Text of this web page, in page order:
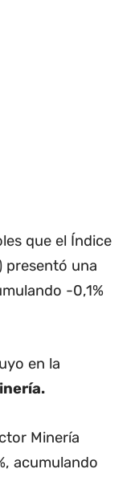
que el Índice
presentó una
-0,1%
en la
Minería
acumulando